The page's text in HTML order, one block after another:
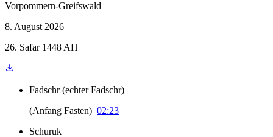
Vorpommern-Greifswald
8. August 2026
26. Safar 1448 AH
Fadschr (echter Fadschr)
(Anfang Fasten) 02:23
Schuruk